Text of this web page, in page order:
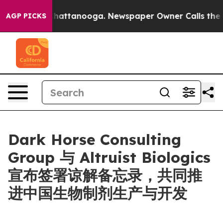
AGP PICKS
in Chattanooga. Newspaper Owner Calls the
Dark Horse Consulting
Group 与 Altruist Biologics
宣布签署谅解备忘录，共同推
进中国生物制剂生产与开发